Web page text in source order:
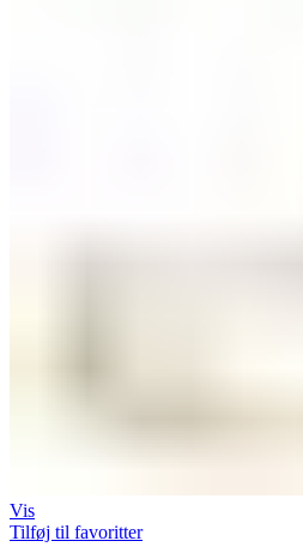
Vis
Tilføj til favoritter